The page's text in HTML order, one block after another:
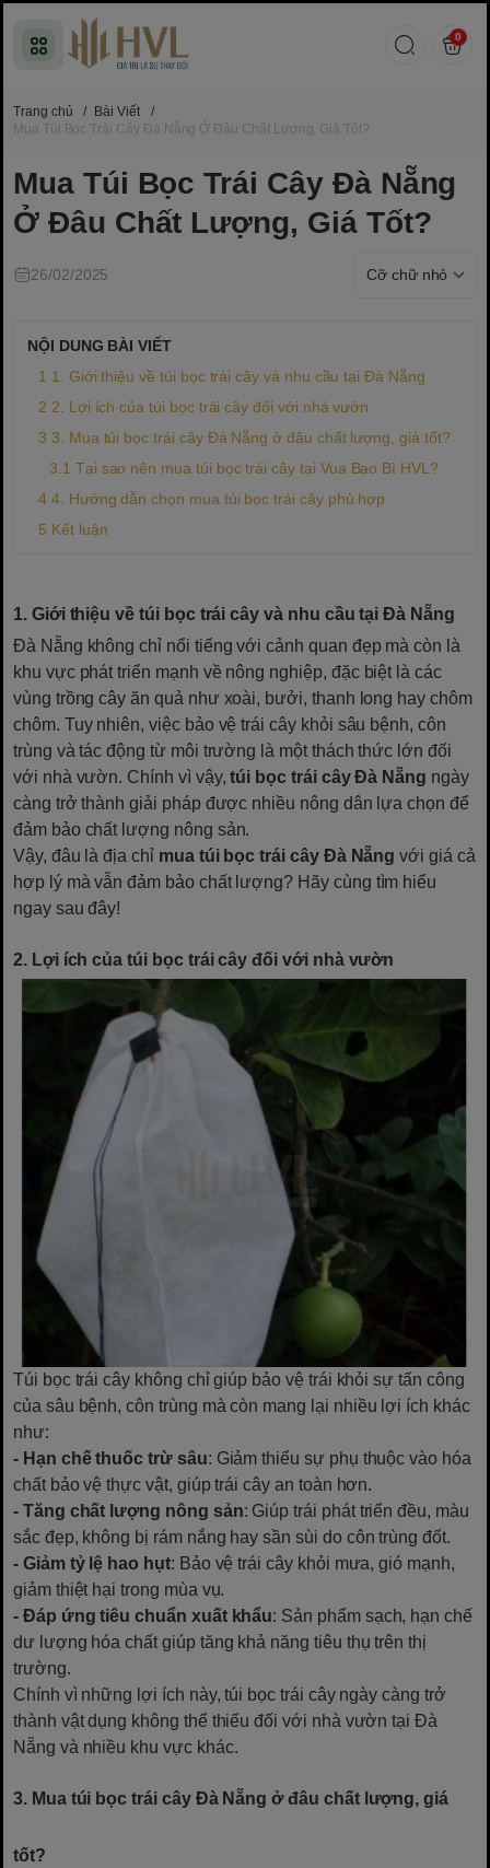
0
Trang chủ / Bài Viết
/
Mua Túi Bọc Trái Cây Đà Nẵng Ở Đâu Chất Lượng, Giá Tốt?
Mua Túi Bọc Trái Cây Đà Nẵng
Ở Đâu Chất Lượng, Giá Tốt?
26/02/2025
NỘI DUNG BÀI VIẾT
1. Giới thiệu về túi bọc trái cây và nhu cầu tại Đà Nẵng
2. Lợi ích của túi bọc trái cây đối với nhà vườn
3. Mua túi bọc trái cây Đà Nẵng ở đâu chất lượng, giá tốt?
Tại sao nên mua túi bọc trái cây tại Vua Bao Bì HVL?
4. Hướng dẫn chọn mua túi bọc trái cây phù hợp
Kết luận
1. Giới thiệu về túi bọc trái cây và nhu cầu tại Đà Nẵng
Đà Nẵng không chỉ nổi tiếng với cảnh quan đẹp mà còn là
khu vực phát triển mạnh về nông nghiệp, đặc biệt là các
vùng trồng cây ăn quả như xoài, bưởi, thanh long hay chôm
chôm. Tuy nhiên, việc bảo vệ trái cây khỏi sâu bệnh, côn
trùng và tác động từ môi trường là một thách thức lớn đối
với nhà vườn. Chính vì vậy,túi bọc trái cây Đà Nẵng ngày
càng trở thành giải pháp được nhiều nông dân lựa chọn để
đảm bảo chất lượng nông sản.
Vậy, đâu là địa chỉ mua túi bọc trái cây Đà Nẵng với giá cả
hợp lý mà vẫn đảm bảo chất lượng? Hãy cùng tìm hiểu
ngay sau đây!
2. Lợi ích của túi bọc trái cây đối với nhà vườn
Túi bọc trái cây không chỉ giúp bảo vệ trái khỏi sự tấn công
của sâu bệnh, côn trùng mà còn mang lại nhiều lợi ích khác
như:
- Hạn chế thuốc trừ sâu: Giảm thiểu sự phụ thuộc vào hóa
chất bảo vệ thực vật, giúp trái cây an toàn hơn.
- Tăng chất lượng nông sản: Giúp trái phát triển đều, màu
sắc đẹp, không bị rám nắng hay sần sùi do côn trùng đốt.
- Giảm tỷ lệ hao hụt: Bảo vệ trái cây khỏi mưa, gió mạnh,
giảm thiệt hại trong mùa vụ.
- Đáp ứng tiêu chuẩn xuất khẩu: Sản phẩm sạch, hạn chế
dư lượng hóa chất giúp tăng khả năng tiêu thụ trên thị
trường.
Chính vì những lợi ích này, túi bọc trái cây ngày càng trở
thành vật dụng không thể thiếu đối với nhà vườn tại Đà
Nẵng và nhiều khu vực khác.
3. Mua túi bọc trái cây Đà Nẵng ở đâu chất lượng, giá
tốt?